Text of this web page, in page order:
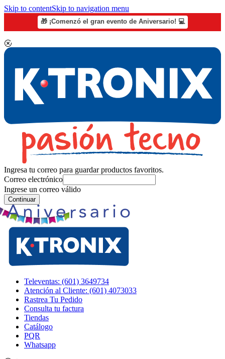
Skip to contentSkip to navigation menu
🎁 ¡Comenzó el gran evento de Aniversario! 💻
Ingresa tu correo para guardar productos favoritos.
Correo electrónico
Ingrese un correo válido
Continuar
Televentas: (601) 3649734
Atención al Cliente: (601) 4073033
Rastrea Tu Pedido
Consulta tu factura
Tiendas
Catálogo
PQR
Whatsapp